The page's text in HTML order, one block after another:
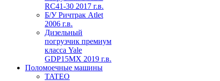
RC41-30 2017 г.в.
Б/У Ричтрак Atlet
2006 г.в.
Дизельный
погрузчик премиум
класса Yale
GDP15MX 2019 г.в.
Поломоечные машины
TATEO